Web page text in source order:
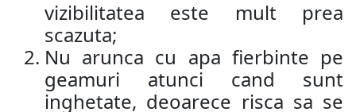
vizibilitatea este mult prea
scazuta;
Nu arunca cu apa fierbinte pe
geamuri atunci cand sunt
inghetate, deoarece risca sa se